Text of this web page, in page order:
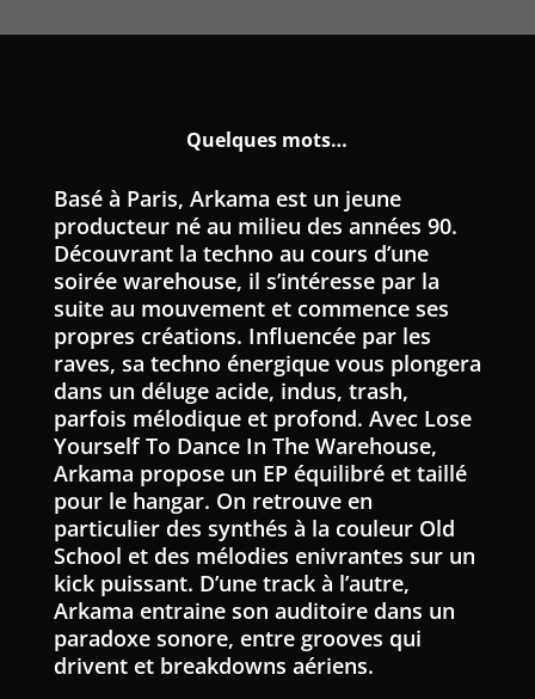
Quelques mots…
Basé à Paris, Arkama est un jeune
producteur né au milieu des années 90.
Découvrant la techno au cours d’une
soirée warehouse, il s’intéresse par la
suite au mouvement et commence ses
propres créations. Influencée par les
raves, sa techno énergique vous plongera
dans un déluge acide, indus, trash,
parfois mélodique et profond. Avec Lose
Yourself To Dance In The Warehouse,
Arkama propose un EP équilibré et taillé
pour le hangar. On retrouve en
particulier des synthés à la couleur Old
School et des mélodies enivrantes sur un
kick puissant. D’une track à l’autre,
Arkama entraine son auditoire dans un
paradoxe sonore, entre grooves qui
drivent et breakdowns aériens.